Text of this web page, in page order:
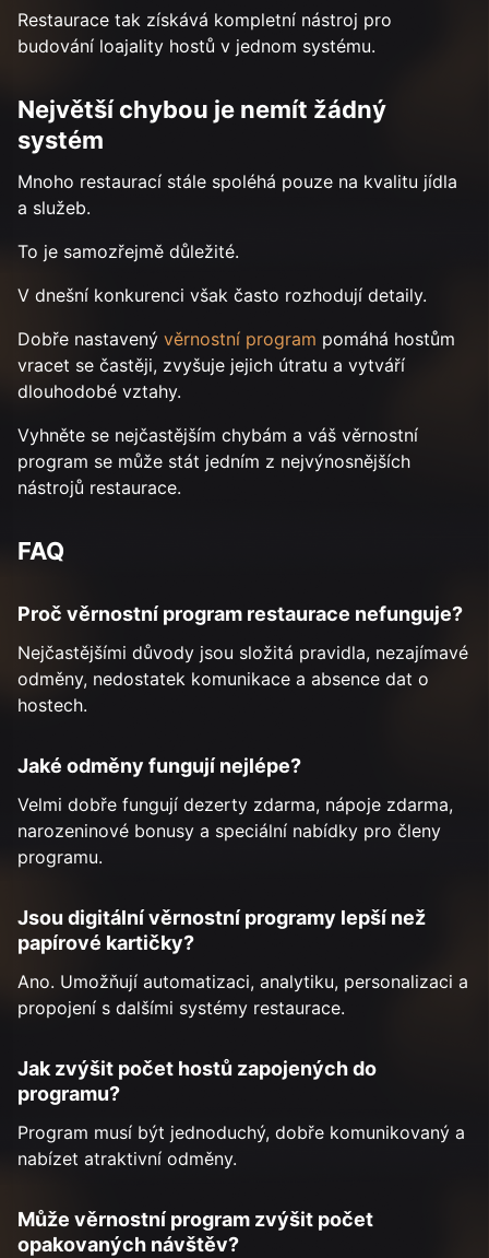
Restaurace tak získává kompletní nástroj pro
budování loajality hostů v jednom systému.
Největší chybou je nemít žádný
systém
Mnoho restaurací stále spoléhá pouze na kvalitu jídla
a služeb.
To je samozřejmě důležité.
V dnešní konkurenci však často rozhodují detaily.
Dobře nastavený věrnostní program pomáhá hostům
vracet se častěji, zvyšuje jejich útratu a vytváří
dlouhodobé vztahy.
Vyhněte se nejčastějším chybám a váš věrnostní
program se může stát jedním z nejvýnosnějších
nástrojů restaurace.
FAQ
Proč věrnostní program restaurace nefunguje?
Nejčastějšími důvody jsou složitá pravidla, nezajímavé
odměny, nedostatek komunikace a absence dat o
hostech.
Jaké odměny fungují nejlépe?
Velmi dobře fungují dezerty zdarma, nápoje zdarma,
narozeninové bonusy a speciální nabídky pro členy
programu.
Jsou digitální věrnostní programy lepší než
papírové kartičky?
Ano. Umožňují automatizaci, analytiku, personalizaci a
propojení s dalšími systémy restaurace.
Jak zvýšit počet hostů zapojených do
programu?
Program musí být jednoduchý, dobře komunikovaný a
nabízet atraktivní odměny.
Může věrnostní program zvýšit počet
opakovaných návštěv?